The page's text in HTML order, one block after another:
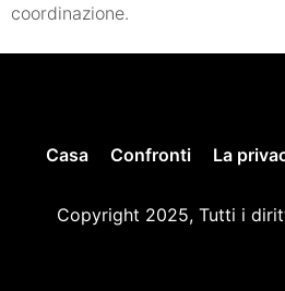
coordinazione.
Casa Confronti La
Copyright 2025, Tutti i